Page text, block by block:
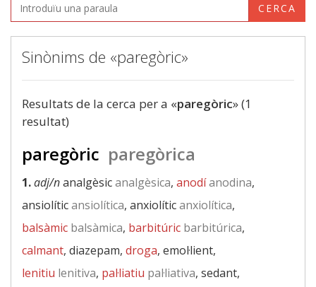
CERCA
Sinònims de «paregòric»
Resultats de la cerca per a «paregòric» (1
resultat)
paregòric paregòrica
1.adj/nanalgèsicanalgèsica, anodíanodina,
ansiolíticansiolítica, anxiolíticanxiolítica,
balsàmic balsàmica, barbitúric barbitúrica,
calmant, diazepam, droga, emol·lient,
lenitiu lenitiva, pal·liatiu pal·liativa, sedant,